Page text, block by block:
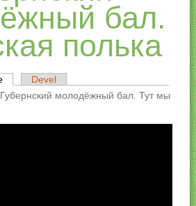
бал.
полька
вкладки
(активная вкладка)
Devel
молодёжный бал. Тут мы